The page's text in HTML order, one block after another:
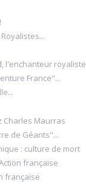
l'enchanteur royaliste
France"...
Charles Maurras
de Géants"...
: culture de mort
française
française